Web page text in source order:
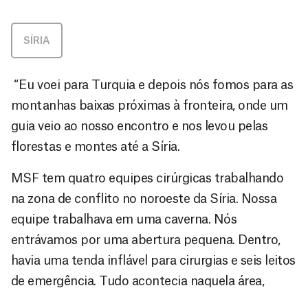
SÍRIA
“Eu voei para Turquia e depois nós fomos para as
montanhas baixas próximas à fronteira, onde um
guia veio ao nosso encontro e nos levou pelas
florestas e montes até a Síria.
MSF tem quatro equipes cirúrgicas trabalhando
na zona de conflito no noroeste da Síria. Nossa
equipe trabalhava em uma caverna. Nós
entrávamos por uma abertura pequena. Dentro,
havia uma tenda inflável para cirurgias e seis leitos
de emergência. Tudo acontecia naquela área,